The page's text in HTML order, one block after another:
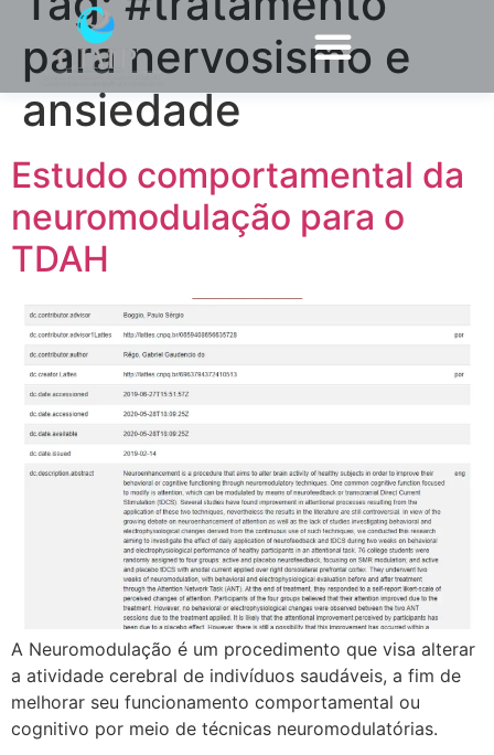
para nervosismo e
ansiedade
Estudo comportamental da
neuromodulação para o
TDAH
A Neuromodulação é um procedimento que visa alterar
a atividade cerebral de indivíduos saudáveis, a fim de
melhorar seu funcionamento comportamental ou
cognitivo por meio de técnicas neuromodulatórias.